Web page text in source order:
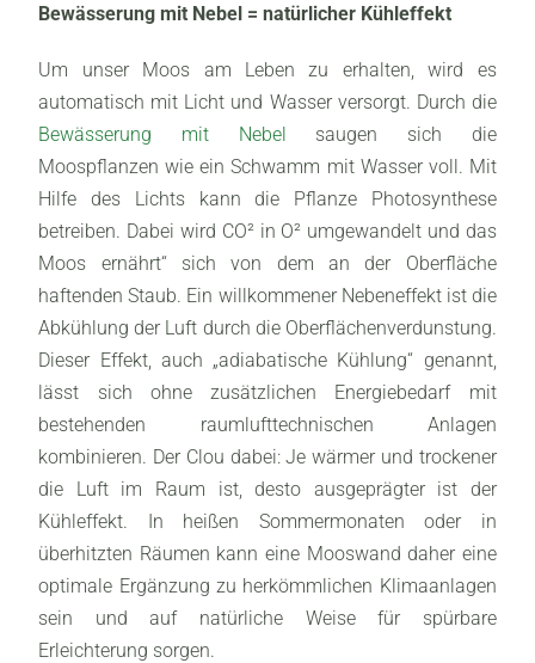
Bewässerung mit Nebel = natürlicher Kühleffekt
Um unser Moos am Leben zu erhalten, wird es
automatisch mit Licht und Wasser versorgt. Durch die
Bewässerung mit Nebel saugen sich die
Moospflanzen wie ein Schwamm mit Wasser voll. Mit
Hilfe des Lichts kann die Pflanze Photosynthese
betreiben. Dabei wird CO² in O² umgewandelt und das
Moos ernährt“ sich von dem an der Oberfläche
haftenden Staub. Ein willkommener Nebeneffekt ist die
Abkühlung der Luft durch die Oberflächenverdunstung.
Dieser Effekt, auch „adiabatische Kühlung“ genannt,
lässt sich ohne zusätzlichen Energiebedarf mit
bestehenden raumlufttechnischen Anlagen
kombinieren. Der Clou dabei: Je wärmer und trockener
die Luft im Raum ist, desto ausgeprägter ist der
Kühleffekt. In heißen Sommermonaten oder in
überhitzten Räumen kann eine Mooswand daher eine
optimale Ergänzung zu herkömmlichen Klimaanlagen
sein und auf natürliche Weise für spürbare
Erleichterung sorgen.